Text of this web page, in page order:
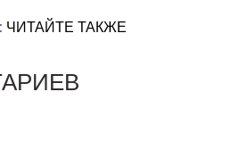
ЧИТАЙТЕ ТАКЖЕ